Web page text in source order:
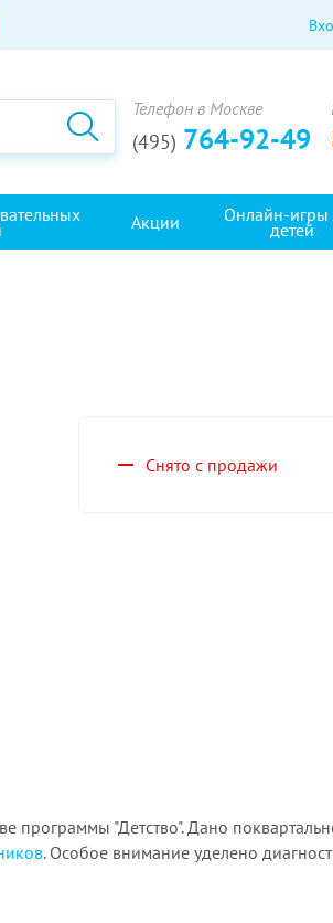
Телефон в Москве
(495) 764-92-49
Акции Онлайн-игры
детей
Снято с продажи
программы "Детство". Дано
. Особое внимание уделено